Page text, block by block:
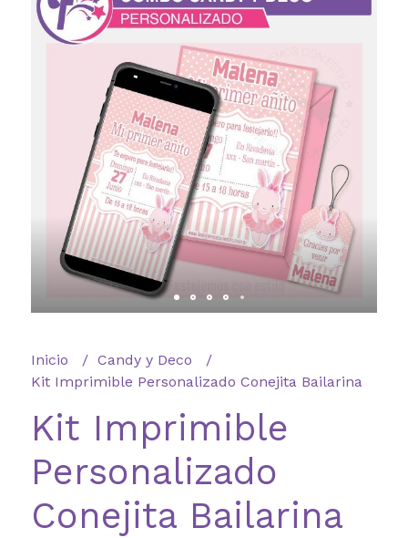
Inicio
Candy y Deco
Kit Imprimible Personalizado Conejita Bailarina
Kit Imprimible
Personalizado
Conejita Bailarina